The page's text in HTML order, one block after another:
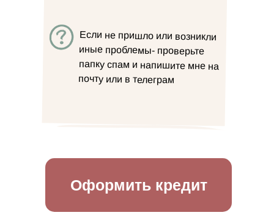
Если не пришло или возникли
иные проблемы- проверьте
папку спам и напишите мне на
почту или в телеграм
Оформить кредит